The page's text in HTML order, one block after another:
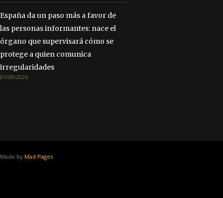
España da un paso más a favor de
las personas informantes: nace el
órgano que supervisará cómo se
protege a quien comunica
irregularidades
01/08/2026
Made by Mad Pages